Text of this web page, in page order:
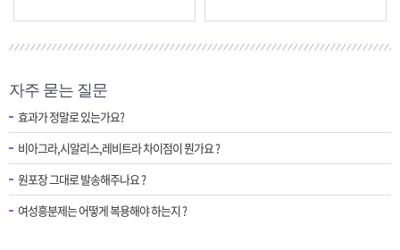
자주 묻는 질문
효과가 정말로 있는가요?
비아그라,시알리스,레비트라 차이점이 뭔가요 ?
원포장 그대로 발송해주나요 ?
여성흥분제는 어떻게 복용해야 하는지 ?